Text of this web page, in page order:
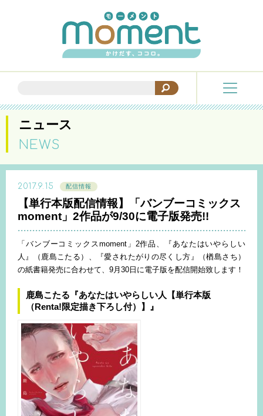
ニュース
NEWS
2017.9.15 配信情報
【単行本版配信情報】「バンブーコミックス
moment」2作品が9/30に電子版発売!!
「バンブーコミックスmoment」2作品、『あなたはいやらしい
人』（鹿島こたる）、『愛されたがりの尽くし方』（楢島さち）
の紙書籍発売に合わせて、9月30日に電子版を配信開始致します！
鹿島こたる『あなたはいやらしい人【単行本版
（Renta!限定描き下ろし付）】』